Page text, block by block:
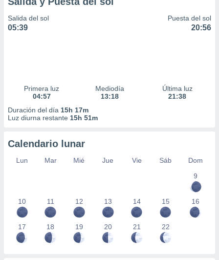
Salida del sol
05:39
Puesta del sol
20:56
Primera luz
04:57
Mediodía
13:18
Última luz
21:38
Duración del día 15h 17m
Luz diurna restante 15h 51m
Calendario lunar
Lun Mar Mié Jue Vie Sáb
Dom
9
10 11 12 13 14 15 16
17 18 19 20 21 22